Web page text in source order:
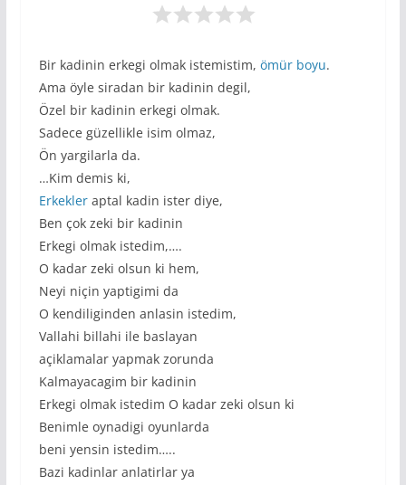
Bir kadinin erkegi olmak istemistim, ömür boyu.
Ama öyle siradan bir kadinin degil,
Özel bir kadinin erkegi olmak.
Sadece güzellikle isim olmaz,
Ön yargilarla da.
…Kim demis ki,
Erkekleraptal kadin ister diye,
Ben çok zeki bir kadinin
Erkegi olmak istedim,….
O kadar zeki olsun ki hem,
Neyi niçin yaptigimi da
O kendiliginden anlasin istedim,
Vallahi billahi ile baslayan
açiklamalar yapmak zorunda
Kalmayacagim bir kadinin
Erkegi olmak istedim O kadar zeki olsun ki
Benimle oynadigi oyunlarda
beni yensin istedim…..
Bazi kadinlar anlatirlar ya